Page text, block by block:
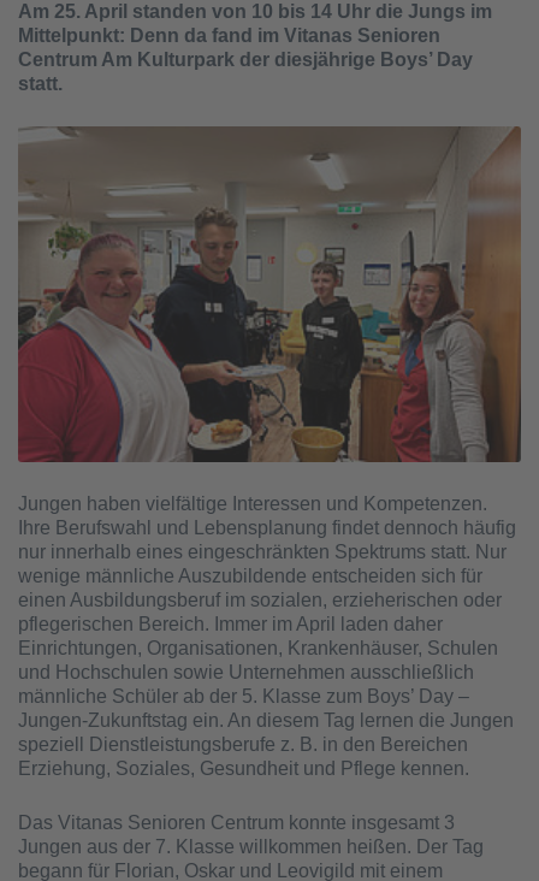
Am 25. April standen von 10 bis 14 Uhr die Jungs im
Mittelpunkt: Denn da fand im Vitanas Senioren
Centrum Am Kulturpark der diesjährige Boys’ Day
statt.
Jungen haben vielfältige Interessen und Kompetenzen.
Ihre Berufswahl und Lebensplanung findet dennoch häufig
nur innerhalb eines eingeschränkten Spektrums statt. Nur
wenige männliche Auszubildende entscheiden sich für
einen Ausbildungsberuf im sozialen, erzieherischen oder
pflegerischen Bereich. Immer im April laden daher
Einrichtungen, Organisationen, Krankenhäuser, Schulen
und Hochschulen sowie Unternehmen ausschließlich
männliche Schüler ab der 5. Klasse zum Boys’ Day –
Jungen-Zukunftstag ein. An diesem Tag lernen die Jungen
speziell Dienstleistungsberufe z. B. in den Bereichen
Erziehung, Soziales, Gesundheit und Pflege kennen.
Das Vitanas Senioren Centrum konnte insgesamt 3
Jungen aus der 7. Klasse willkommen heißen. Der Tag
begann für Florian, Oskar und Leovigild mit einem